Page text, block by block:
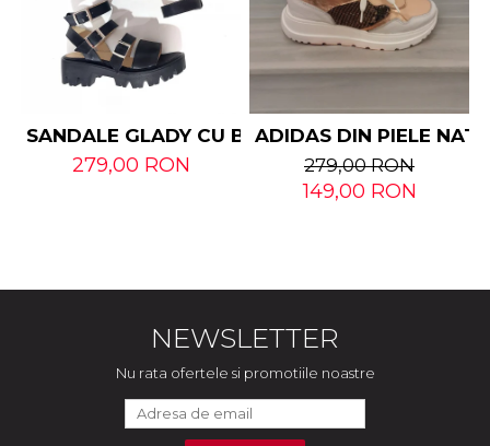
SANDALE GLADY CU BARETE DIN PIELE
279,00 RON
ADIDAS DIN PIELE
279,00 RON
149,00 RON
NEWSLETTER
Nu rata ofertele si promotiile noastre